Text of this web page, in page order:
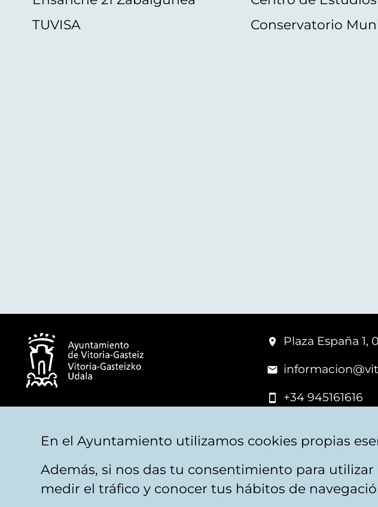
TUVISA
Conservatorio
Plaza España 1,
+34 945161616
Aviso legal Privacidad Politica de cookies Mapa web
En el Ayuntamiento utilizamos cookies propias
Además, si nos das tu consentimiento para
medir el tráfico y conocer tus hábitos de